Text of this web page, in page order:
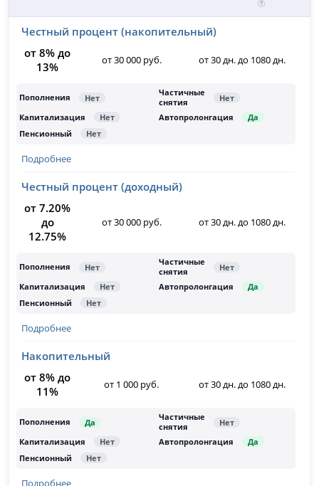
Честный процент (накопительный)
от 8% до
13%
от 30 000 руб. от 30 дн. до 1080 дн.
Подробнее
Честный процент (доходный)
от 7.20%
до
12.75%
от 30 000 руб. от 30 дн. до 1080 дн.
Подробнее
Накопительный
от 8% до
11%
от 1 000 руб. от 30 дн. до 1080 дн.
Подробнее